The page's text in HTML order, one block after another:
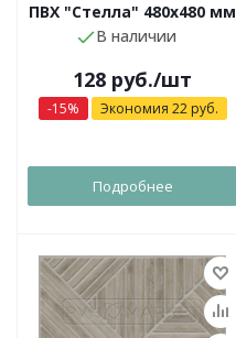
ПВХ "Стелла" 480х480 мм
В наличии
128 руб./шт
-15% Экономия 22руб.
Подробнее